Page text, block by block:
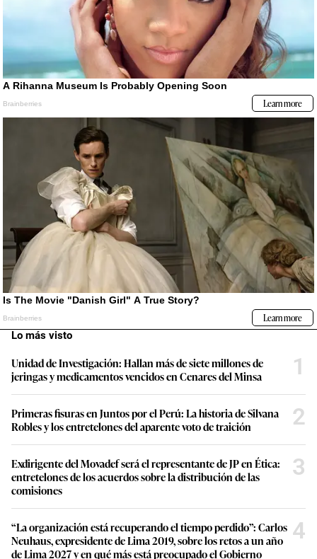
Lo más visto
Unidad de Investigación: Hallan más de siete millones de
jeringas y medicamentos vencidos en Cenares del Minsa
1
Primeras fisuras en Juntos por el Perú: La historia de Silvana
Robles y los entretelones del aparente voto de traición
2
Exdirigente del Movadef será el representante de JP en Ética:
entretelones de los acuerdos sobre la distribución de las
comisiones
3
“La organización está recuperando el tiempo perdido”: Carlos
Neuhaus, expresidente de Lima 2019, sobre los retos a un año
de Lima 2027 y en qué más está preocupado el Gobierno
4